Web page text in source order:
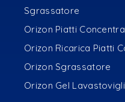
Sgrassatore
Orizon Piatti
Orizon Ricarica Piatti
Orizon Sgrassatore
Orizon Gel